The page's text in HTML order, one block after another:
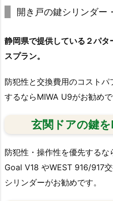
な
の
ブ
に
対
応
能
で
す
開き戸の鍵シリンダー
静岡県で提供している２パ
スプラン。
防犯性と交換費用のコスト
するならMIWA U9がお勧め
玄関ドアの鍵
防犯性・操作性を優先する
Goal V18 やWEST 916/917
シリンダーがお勧めです。